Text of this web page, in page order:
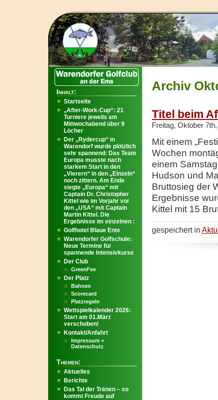
Archiv
Titel beim
Freitag, Oktober
Mit einem
Wochen
einem
Hudson und
Bruttosieg der
Ergebnisse
Kittel mit 15
gespeichert in
Inhalt:
Startseite
„After-Work-Cup“: 21
Turniere jeweils am
Mittwochabend über 9
Löcher
Der „Rydercup“ in
Warendorf wurde plötzlich
sehr spannend: Das Team
Europa musste nach
starkem Start in den
„Vierern“ in den „Einzeln“
noch zittern. Am Ende
siegte „Europa“ mit
Captain Dr. Christopher
Kittel wie im Vorjahr vor
den „USA“ mit Captain
Martin Kittel. Die
Ergebnisse im einzelnen :
Golfhotel Blaue Ente
Warendorfer Golfschule:
Neue Termine für
spannende Intensivkurse
Der Club
GreenFee
Der Platz
Bahnen
Scorecard
Platzregeln
Wettspielkalender 2026:
Start am 01.März
verschoben!
Kontakt/Anfahrt
Impressum +
Datenschutz
Themen:
Aktuelles
Berichte
Das Tal der Tränen – so
kommt Freude auf